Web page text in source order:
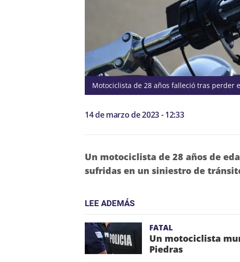
Motociclista de 28 años falleció tras perder
14 de marzo de 2023 - 12:33
Un motociclista de 28 años de
sufridas en un siniestro de
LEE ADEMÁS
FATAL
Un motociclista
Piedras